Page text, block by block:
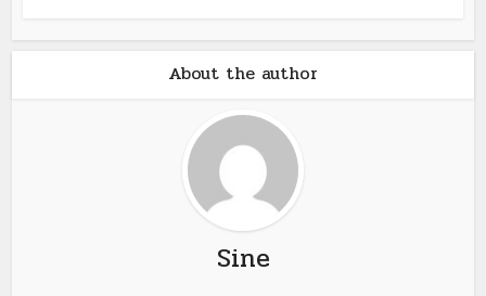
About the author
Sine